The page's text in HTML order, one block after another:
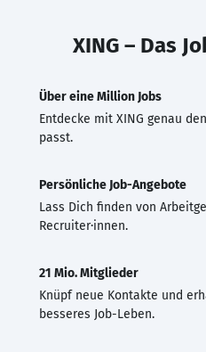
XING – Das
Über eine Million Jobs
Entdecke mit XING genau
passt.
Persönliche Job-Angebote
Lass Dich finden von
Recruiter·innen.
21 Mio. Mitglieder
Knüpf neue Kontakte und
besseres Job-Leben.